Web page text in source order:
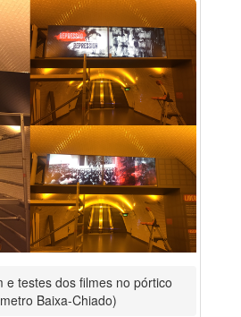
e testes dos filmes no pórtico
Baixa-Chiado)